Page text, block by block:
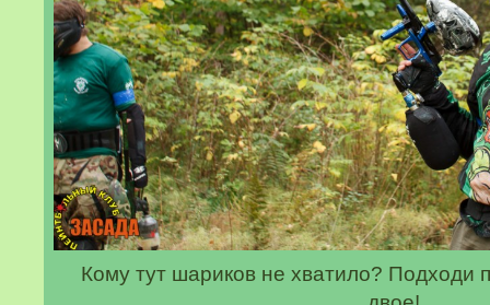
Кому тут шариков не хватило? Подходи